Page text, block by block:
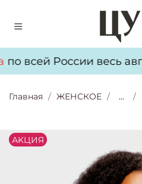
по всей России весь
Главная ЖЕНСКОЕ ...
АKЦИЯ